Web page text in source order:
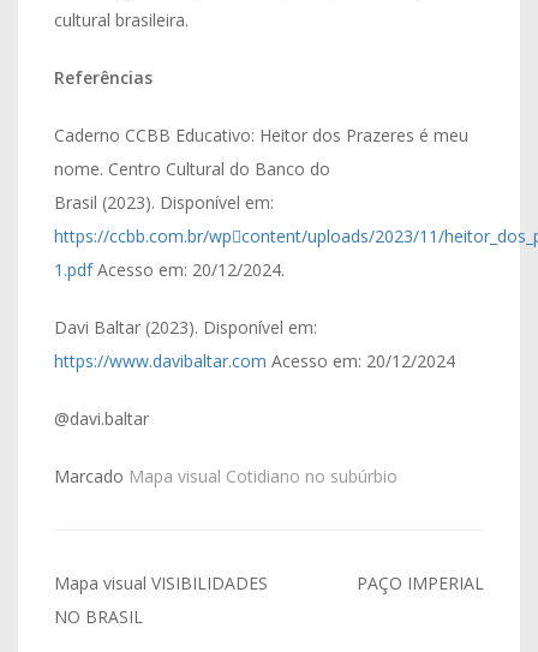
cultural brasileira.
Referências
Caderno CCBB Educativo: Heitor dos Prazeres é meu
nome. Centro Cultural do Banco do
Brasil (2023). Disponível em:
https://ccbb.com.br/wp￾content/uploads/2023/11/
1.pdfAcesso em: 20/12/2024.
Davi Baltar (2023). Disponível em:
https://www.davibaltar.com Acesso em: 20/12/2024
@davi.baltar
Marcado Mapa visual Cotidiano no subúrbio
Navegação
de
Mapa visual VISIBILIDADES
NO BRASIL
PAÇO IMPERIAL